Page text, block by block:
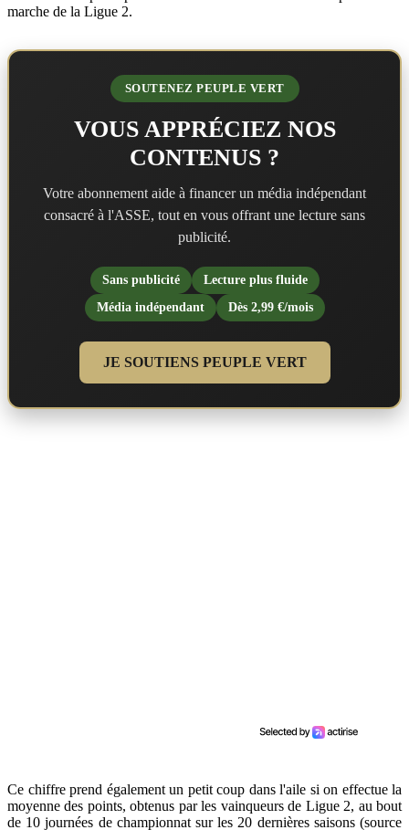
marche de la Ligue 2.
SOUTENEZ PEUPLE VERT
VOUS APPRÉCIEZ NOS
CONTENUS ?
Votre abonnement aide à financer un média indépendant
consacré à l'ASSE, tout en vous offrant une lecture sans
publicité.
Sans publicité
Lecture plus fluide
Média indépendant
Dès 2,99 €/mois
JE SOUTIENS PEUPLE VERT
Ce chiffre prend également un petit coup dans l'aile si on effectue la
moyenne des points, obtenus par les vainqueurs de Ligue 2, au bout
de 10 journées de championnat sur les 20 dernières saisons (source